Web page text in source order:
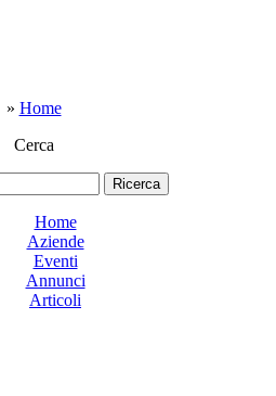
» Home
Cerca
Home
Aziende
Eventi
Annunci
Articoli